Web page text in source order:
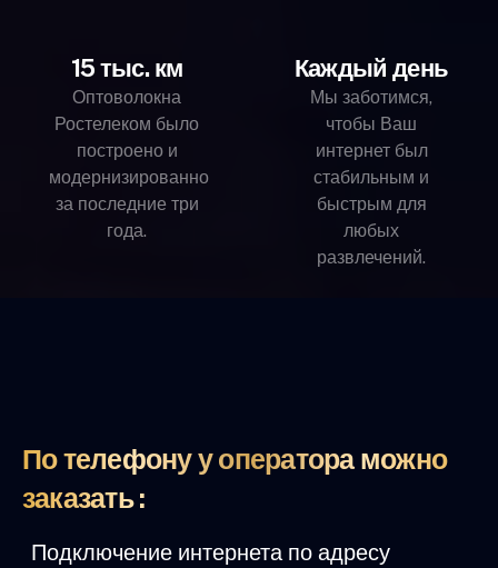
15 тыс. км
Оптоволокна
Ростелеком было
построено и
модернизированно
за последние три
года.
Каждый день
Мы заботимся,
чтобы Ваш
интернет был
стабильным и
быстрым для
любых
развлечений.
По телефону у оператора можно
заказать :
Подключение интернета по адресу